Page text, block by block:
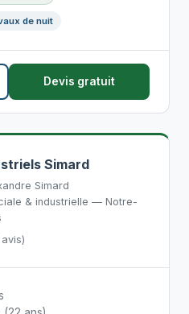
de nuit
Devis gratuit
Simard
Simard
& industrielle — Notre-